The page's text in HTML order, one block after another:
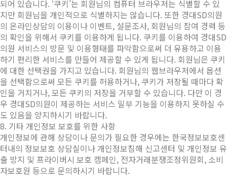
되어 있습니다. ‘쿠키’는 회원님의 컴퓨터 브라우저는 식별할 수 있
지만 회원님을 개인적으로 식별하지는 않습니다. 또한 경대SD의원
의 온라인상담의 이용이나 이벤트, 설문조사, 회원님의 참여 경력 등
의 확인을 위해서 쿠키를 이용하게 됩니다. 쿠키를 이용하여 경대SD
의원 서비스의 방문 및 이용형태를 파악함으로써 더 유용하고 이용
하기 편리한 서비스를 만들어 제공할 수 있게 됩니다. 회원님은 쿠키
에 대한 선택권을 가지고 있습니다. 회원님의 웹브라우저에서 옵션
을 선택함으로써 모든 쿠키를 허용하거나, 쿠키가 저장될 때마다 확
인을 거치거나, 모든 쿠키의 저장을 거부할 수 있습니다. 다만 이 경
우 경대SD의원이 제공하는 서비스 일부 기능을 이용하지 못하실 수
도 있음을 양지하시기 바랍니다.
8. 기타 개인정보 보호를 위한 사항
개인정보에 관해 상담이나 문의가 필요한 경우에는 한국정보보호센
터내의 정보보호 상담실이나 개인정보침해 신고센터 및 개인정보 유
출 방지 및 프라이버시 보호 캠페인, 전자거래분쟁조정위원회, 소비
자보호원 등으로 문의하시기 바랍니다.